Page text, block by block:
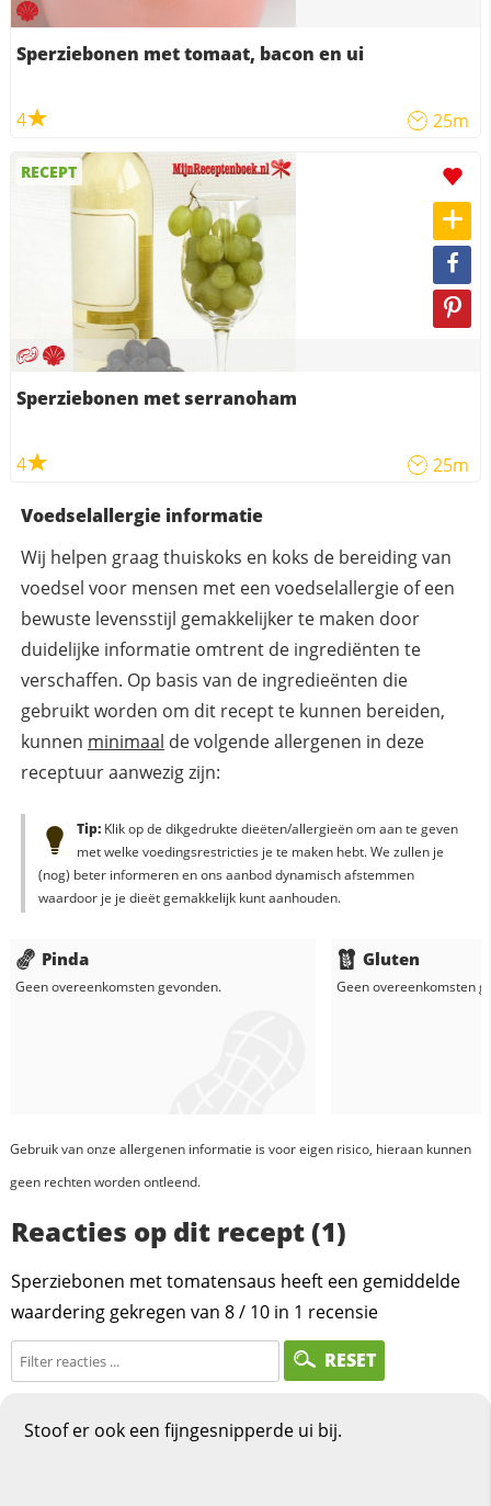
Sperziebonen met tomaat, bacon en ui
4 25m
RECEPT
Sperziebonen met serranoham
4 25m
Voedselallergie informatie
Wij helpen graag thuiskoks en koks de bereiding van
voedsel voor mensen met een voedselallergie of een
bewuste levensstijl gemakkelijker te maken door
duidelijke informatie omtrent de ingrediënten te
verschaffen. Op basis van de ingredieënten die
gebruikt worden om dit recept te kunnen bereiden,
kunnen minimaal de volgende allergenen in deze
receptuur aanwezig zijn:
Tip:Klik op de dikgedrukte dieëten/allergieën om aan te geven
met welke voedingsrestricties je te maken hebt. We zullen je
(nog) beter informeren en ons aanbod dynamisch afstemmen
waardoor je je dieët gemakkelijk kunt aanhouden.
Pinda
Geen overeenkomsten gevonden.
Gluten
Geen overeenkomsten
Gebruik van onze allergenen informatie is voor eigen risico, hieraan kunnen
geen rechten worden ontleend.
Reacties op dit recept (1)
Sperziebonen met tomatensaus heeft een gemiddelde
waardering gekregen van 8/ 10 in 1 recensie
RESET
Stoof er ook een fijngesnipperde ui bij.